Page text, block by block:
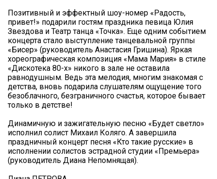
Позитивный и эффектный шоу-номер «Радость,
привет!» подарили гостям праздника певица Юлия
Звездова и Театр танца «Точка». Еще одним событием
концерта стало выступление танцевальной группы
«Бисер» (руководитель Анастасия Гришина). Яркая
хореографическая композиция «Мама Мария» в стиле
«Дискотека 80-х» никого в зале не оставила
равнодушным. Ведь эта мелодия, многим знакомая с
детства, вновь подарила слушателям ощущение того
безоблачного, безграничного счастья, которое бывает
только в детстве!
Динамичную и зажигательную песню «Будет светло»
исполнил солист Михаил Коляго. А завершила
праздничный концерт песня «Кто такие русские» в
исполнении солистов эстрадной студии «Премьера»
(руководитель Диана Непомнящая).